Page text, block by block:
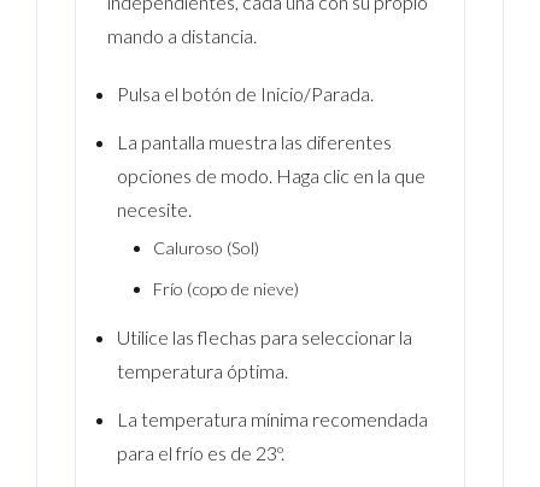
mando a distancia.
Pulsa el botón de Inicio/Parada.
La pantalla muestra las diferentes
opciones de modo. Haga clic en la que
necesite.
Caluroso (Sol)
Frío (copo de nieve)
Utilice las flechas para seleccionar la
temperatura óptima.
La temperatura mínima recomendada
para el frío es de 23º.